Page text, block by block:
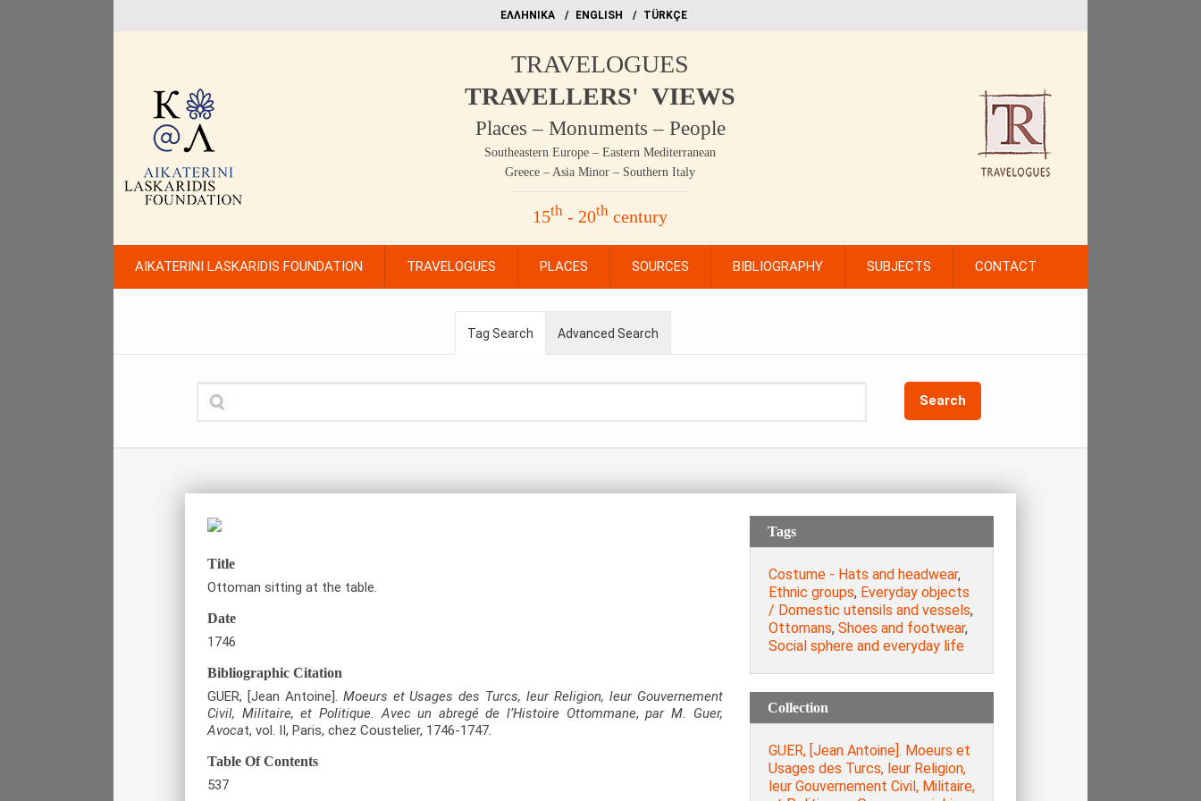
EΛΛΗΝΙΚΑ ΕΝGLISH TÜRKÇE
TRAVELOGUES
TRAVELLERS' VIEWS
Places – Monuments – People
Southeastern Europe – Eastern Mediterranean
Greece – Asia Minor – Southern Italy
15th - 20th century
AIKATERINI LASKARIDIS FOUNDATION TRAVELOGUES PLACES SOURCES BIBLIOGRAPHY SUBJECTS CONTACT
Tag Search
Search
Advanced Search
Title
Ottoman sitting at the table.
Date
1746
Bibliographic Citation
GUER, [Jean Antoine]. Moeurs et Usages des Turcs, leur Religion, leur Gouvernement
Civil, Militaire, et Politique. Avec un abregé de l’Histoire Ottommane,par M. Guer,
Avocat, vol. ΙΙ, Paris, chez Coustelier, 1746-1747.
Table Of Contents
537
Tags
Costume - Hats and headwear,
Ethnic groups, Everyday objects
/ Domestic utensils and vessels,
Ottomans, Shoes and footwear,
Social sphere and everyday life
Collection
GUER, [Jean Antoine]. Moeurs et
Usages des Turcs, leur Religion,
leur Gouvernement Civil, Militaire,